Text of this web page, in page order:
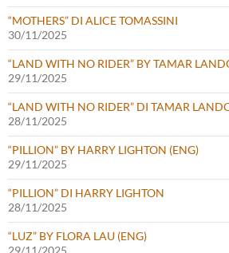
“MOTHERS” DI ALICE TOMASSINI
30/11/2025
“LAND WITH NO RIDER” BY TAMAR
29/11/2025
“LAND WITH NO RIDER” DI TAMAR
28/11/2025
“PILLION” BY HARRY LIGHTON (ENG)
29/11/2025
“PILLION” DI HARRY LIGHTON
28/11/2025
“LUZ” BY FLORA LAU (ENG)